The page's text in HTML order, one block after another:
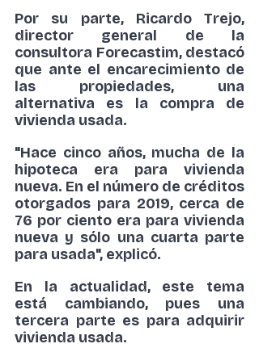
Por su parte, Ricardo Trejo,
director general de la
consultora Forecastim, destacó
que ante el encarecimiento de
las propiedades, una
alternativa es la compra de
vivienda usada.
"Hace cinco años, mucha de la
hipoteca era para vivienda
nueva. En el número de créditos
otorgados para 2019, cerca de
76 por ciento era para vivienda
nueva y sólo una cuarta parte
para usada", explicó.
En la actualidad, este tema
está cambiando, pues una
tercera parte es para adquirir
vivienda usada.